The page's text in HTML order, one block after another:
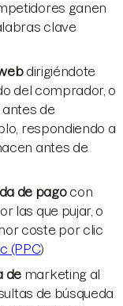
ganen
clave
dirigiéndote
del comprador, o
antes de
respondiendo a
antes de
de pagocon
las que pujar, o
coste por clic
(PPC)
de marketing al
de búsqueda